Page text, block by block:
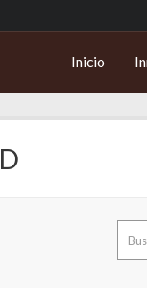
Inicio
por: